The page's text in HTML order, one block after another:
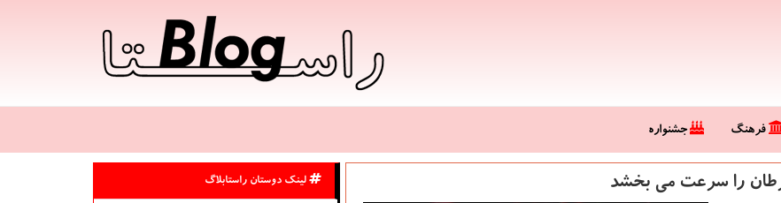
فرهنگ جشنواره
را سرعت می بخشد لینک دوستان راستابلاگ